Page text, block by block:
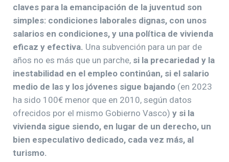
claves para la emancipación de la juventud son
simples: condiciones laborales dignas, con unos
salarios en condiciones, y una política de vivienda
eficaz y efectiva. Una subvención para un par de
años no es más que un parche, si la precariedad y la
inestabilidad en el empleo continúan, si el salario
medio de las y los jóvenes sigue bajando (en 2023
ha sido 100€ menor que en 2010, según datos
ofrecidos por el mismo Gobierno Vasco) y si la
vivienda sigue siendo, en lugar de un derecho, un
bien especulativo dedicado, cada vez más, al
turismo.